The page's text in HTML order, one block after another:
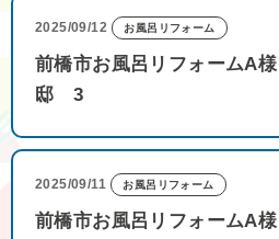
2025/09/12 お風呂リフォーム
前橋市お風呂リフォームA様
邸 3
2025/09/11 お風呂リフォーム
前橋市お風呂リフォームA様